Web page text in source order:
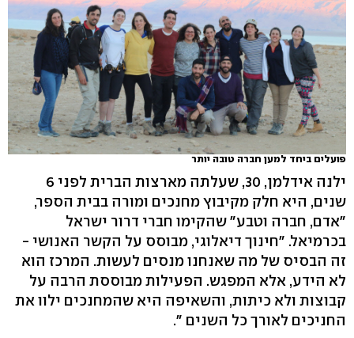
פועלים ביחד למען חברה טובה יותר
ילנה אידלמן, 30, שעלתה מארצות הברית לפני 6
שנים, היא חלק מקיבוץ מחנכים ומורה בבית הספר,
"אדם, חברה וטבע" שהקימו חברי דרור ישראל
בכרמיאל. "חינוך דיאלוגי, מבוסס על הקשר האנושי -
זה הבסיס של מה שאנחנו מנסים לעשות. המרכז הוא
לא הידע, אלא המפגש. הפעילות מבוססת הרבה על
קבוצות ולא כיתות, והשאיפה היא שהמחנכים ילוו את
החניכים לאורך כל השנים ".